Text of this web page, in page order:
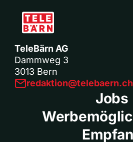
TeleBärn AG
Dammweg 3
3013 Bern
redaktion@telebaern.ch
Jobs